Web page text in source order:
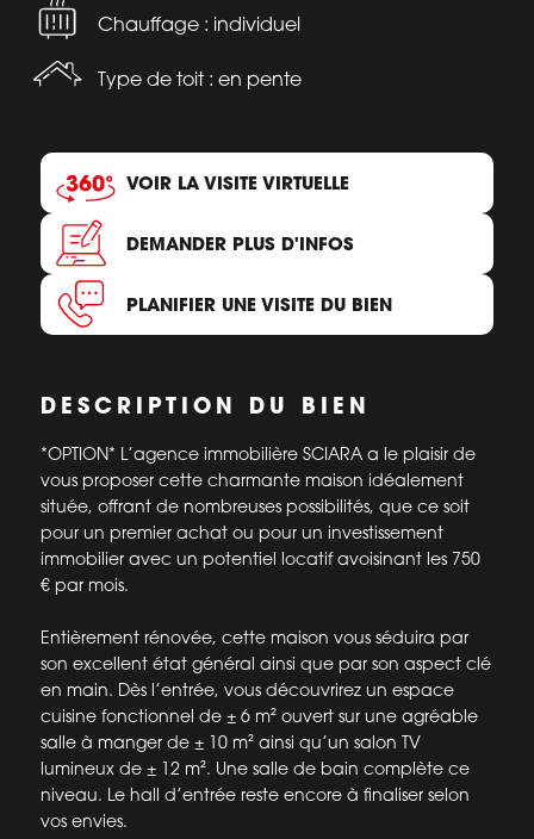
Chauffage : individuel
Type de toit : en pente
VOIR LA VISITE VIRTUELLE
DEMANDER PLUS D'INFOS
PLANIFIER UNE VISITE DU BIEN
DESCRIPTION DU BIEN
*OPTION* L’agence immobilière SCIARA a le plaisir de
vous proposer cette charmante maison idéalement
située, offrant de nombreuses possibilités, que ce soit
pour un premier achat ou pour un investissement
immobilier avec un potentiel locatif avoisinant les 750
€ par mois.
Entièrement rénovée, cette maison vous séduira par
son excellent état général ainsi que par son aspect clé
en main. Dès l’entrée, vous découvrirez un espace
cuisine fonctionnel de ± 6 m² ouvert sur une agréable
salle à manger de ± 10 m² ainsi qu’un salon TV
lumineux de ± 12 m². Une salle de bain complète ce
niveau. Le hall d’entrée reste encore à finaliser selon
vos envies.